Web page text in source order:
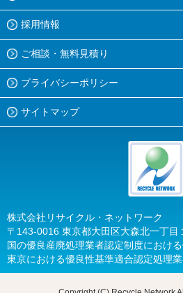
採用情報
ご相談・無料見積り
プライバシーポリシー
サイトマップ
株式会社リサイクル・ネットワーク
〒143-0016 東京都大田区大森北一丁目
国の優良産廃処理業者認定制度におけ
東京における優良性基準適合認定処理